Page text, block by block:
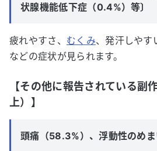
状腺機能低下症（0.4%）等〕
疲れやすさ、 むくみ、発汗しやす
などの症状が見られます。
【その他に報告されている副
上）】
頭痛（58.3%）、浮動性のめま